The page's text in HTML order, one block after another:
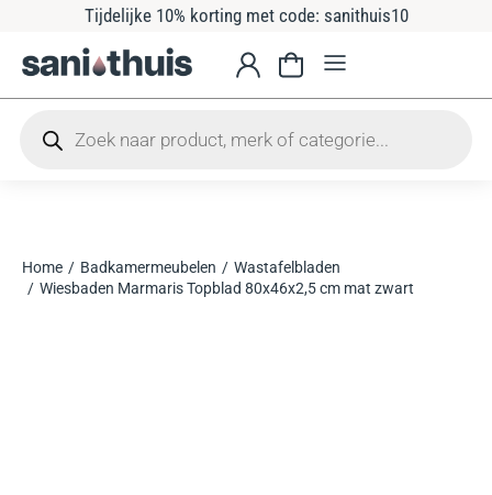
Tijdelijke 10% korting met code: sanithuis10
Je bent hier:
Home Badkamermeubelen
Wastafelbladen
Wiesbaden Marmaris Topblad 80x46x2,5 cm mat zwart